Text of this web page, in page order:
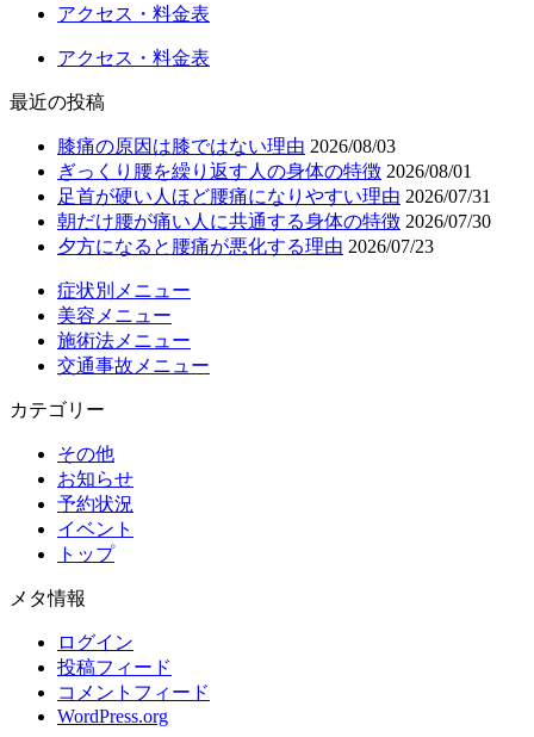
アクセス・料金表
アクセス・料金表
最近の投稿
膝痛の原因は膝ではない理由 2026/08/03
ぎっくり腰を繰り返す人の身体の特徴 2026/08/01
足首が硬い人ほど腰痛になりやすい理由 2026/07/31
朝だけ腰が痛い人に共通する身体の特徴 2026/07/30
夕方になると腰痛が悪化する理由 2026/07/23
症状別メニュー
美容メニュー
施術法メニュー
交通事故メニュー
カテゴリー
その他
お知らせ
予約状況
イベント
トップ
メタ情報
ログイン
投稿フィード
コメントフィード
WordPress.org